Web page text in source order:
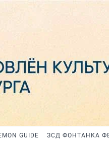
GUIDE ЗСД ФОНТАНКА